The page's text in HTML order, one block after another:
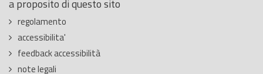
a proposito di questo sito
regolamento
accessibilita'
feedback accessibilità
note legali